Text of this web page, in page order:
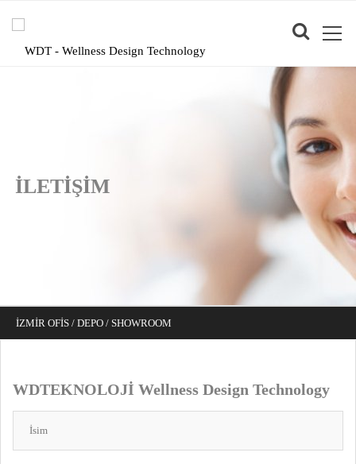
İLETİŞİM
İZMİR OFİS / DEPO / SHOWROOM
WDTEKNOLOJİ Wellness Design Technology